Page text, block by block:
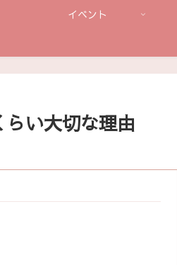
イベント
い大切な理由